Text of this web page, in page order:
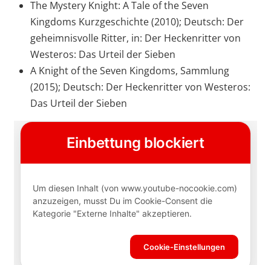
The Mystery Knight: A Tale of the Seven
Kingdoms Kurzgeschichte (2010); Deutsch: Der
geheimnisvolle Ritter, in: Der Heckenritter von
Westeros: Das Urteil der Sieben
A Knight of the Seven Kingdoms, Sammlung
(2015); Deutsch: Der Heckenritter von Westeros:
Das Urteil der Sieben